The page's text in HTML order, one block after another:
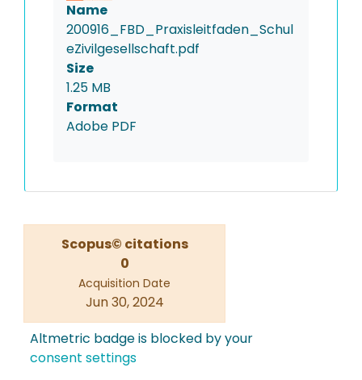
Name
200916_FBD_Praxisleitfaden_Schul
eZivilgesellschaft.pdf
Size
1.25 MB
Format
Adobe PDF
Scopus© citations
0
Acquisition Date
Jun 30, 2024
Altmetric badge is blocked by your
consent settings